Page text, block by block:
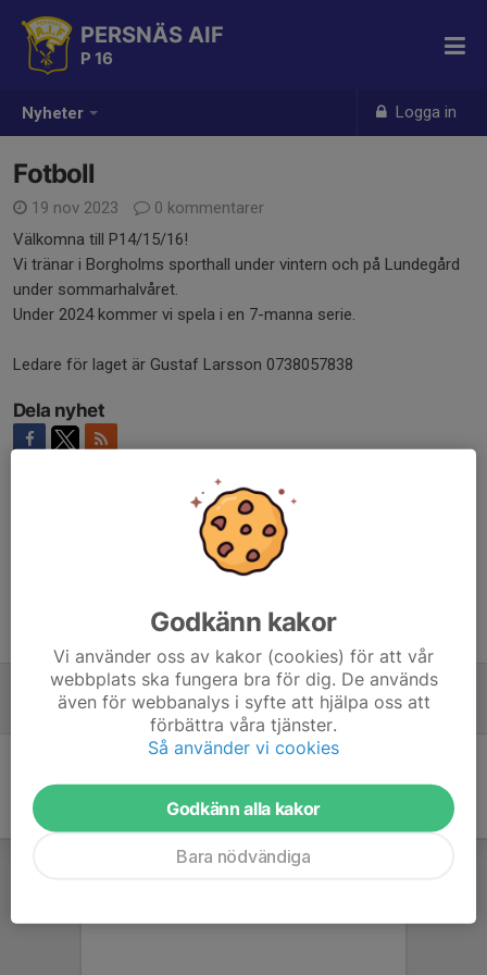
Nyheter Logga in
PERSNÄS AIF
P 16
Fotboll
19 nov 2023
0 kommentarer
Välkomna till P14/15/16!
Vi tränar i Borgholms sporthall under vintern och på Lundegård
under sommarhalvåret.
Under 2024 kommer vi spela i en 7-manna serie.
Ledare för laget är Gustaf Larsson 0738057838
Dela nyhet
Tidigare nyheter
Fotboll
19 nov 2023 0
Godkänn kakor
Vi använder oss av kakor (cookies) för att vår
webbplats ska fungera bra för dig. De används
även för webbanalys i syfte att hjälpa oss att
förbättra våra tjänster.
Så använder vi cookies
Godkänn alla kakor
Bara nödvändiga